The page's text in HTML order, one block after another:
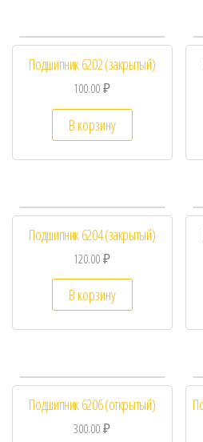
Подшипник 6202 (закрытый)
100.00₽
В корзину
Подшипник 6204 (закрытый)
120.00₽
В корзину
Подшипник 6206 (открытый)
300.00₽